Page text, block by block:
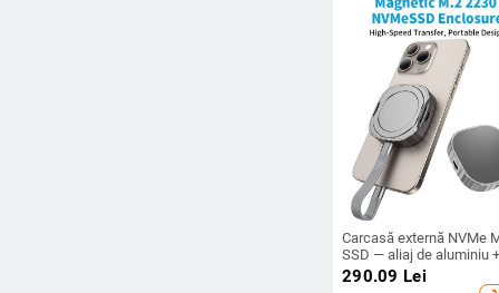
Carcasă externă NVMe
SSD — aliaj de aluminiu +
silicon; suport pentru
memorie; PD până la
290.09 Lei